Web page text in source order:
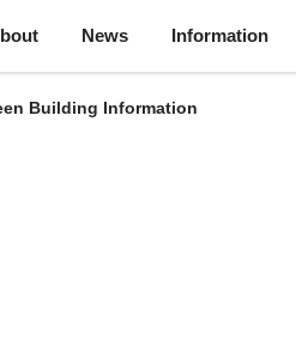
News Information
Building Information